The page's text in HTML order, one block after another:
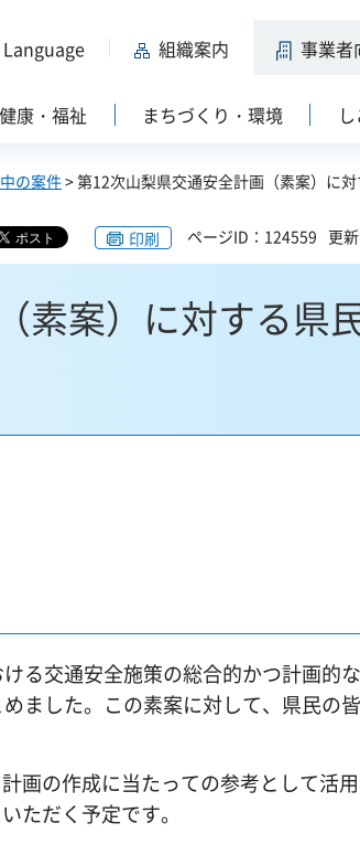
Language 組織案内 事業者
康・福祉 まちづくり・環境
の案件> 第12次山梨県交通安全計画（素案）に
印刷 ページID：124559 更
素案）に対する県
る交通安全施策の総合的かつ計画的
ました。この素案に対して、県民の
画の作成に当たっての参考として活
ただく予定です。